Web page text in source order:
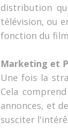
distribution
télévision, ou
fonction du
Marketing et
Une fois la
Cela
annonces, et
susciter